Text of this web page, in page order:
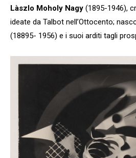
Làszlo Moholy Nagy (1895-1946),
ideate da Talbot nell’Ottocento;
(18895- 1956) e i suoi arditi tagli